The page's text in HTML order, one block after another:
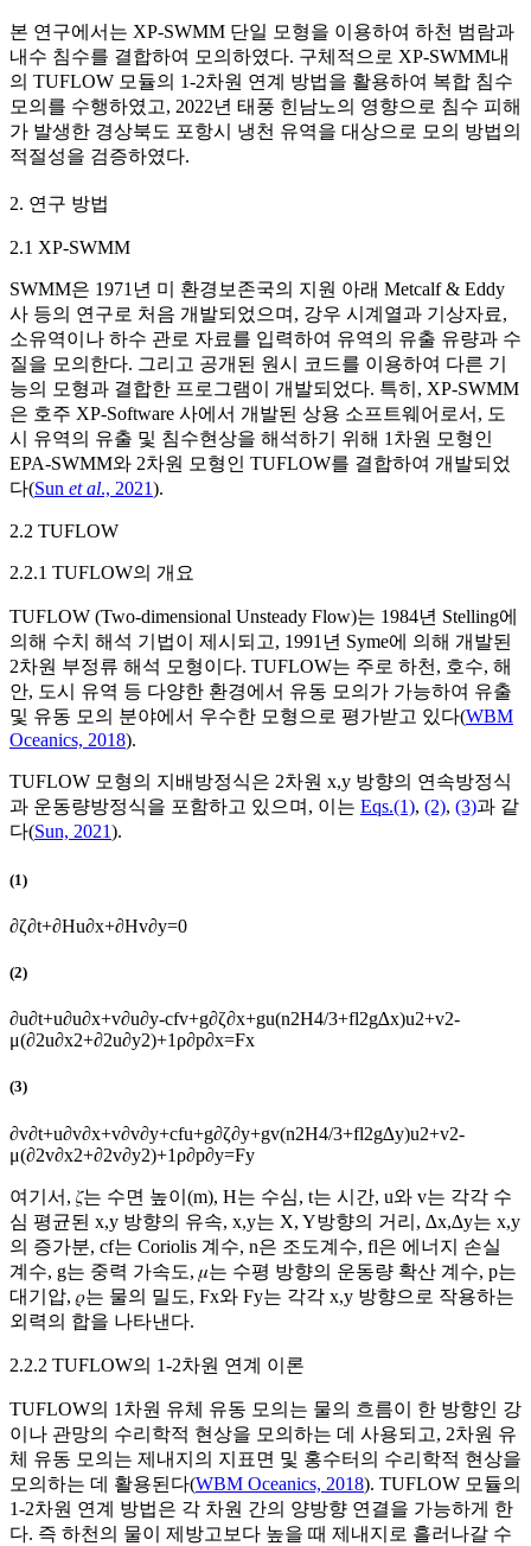
본 연구에서는 XP-SWMM 단일 모형을 이용하여 하천 범람과
내수 침수를 결합하여 모의하였다. 구체적으로 XP-SWMM내
의 TUFLOW 모듈의 1-2차원 연계 방법을 활용하여 복합 침수
모의를 수행하였고, 2022년 태풍 힌남노의 영향으로 침수 피해
가 발생한 경상북도 포항시 냉천 유역을 대상으로 모의 방법의
적절성을 검증하였다.
2. 연구 방법
2.1 XP-SWMM
SWMM은 1971년 미 환경보존국의 지원 아래 Metcalf & Eddy
사 등의 연구로 처음 개발되었으며, 강우 시계열과 기상자료,
소유역이나 하수 관로 자료를 입력하여 유역의 유출 유량과 수
질을 모의한다. 그리고 공개된 원시 코드를 이용하여 다른 기
능의 모형과 결합한 프로그램이 개발되었다. 특히, XP-SWMM
은 호주 XP-Software 사에서 개발된 상용 소프트웨어로서, 도
시 유역의 유출 및 침수현상을 해석하기 위해 1차원 모형인
EPA-SWMM와 2차원 모형인 TUFLOW를 결합하여 개발되었
다(Sun et al., 2021).
2.2 TUFLOW
2.2.1 TUFLOW의 개요
TUFLOW (Two-dimensional Unsteady Flow)는 1984년 Stelling에
의해 수치 해석 기법이 제시되고, 1991년 Syme에 의해 개발된
2차원 부정류 해석 모형이다. TUFLOW는 주로 하천, 호수, 해
안, 도시 유역 등 다양한 환경에서 유동 모의가 가능하여 유출
및 유동 모의 분야에서 우수한 모형으로 평가받고 있다(WBM
Oceanics, 2018).
TUFLOW 모형의 지배방정식은 2차원 x,y 방향의 연속방정식
과 운동량방정식을 포함하고 있으며, 이는 Eqs.(1), (2), (3)과 같
다(Sun, 2021).
(1)
∂ζ∂t+∂Hu∂x+∂Hv∂y=0
(2)
∂u∂t+u∂u∂x+v∂u∂y-cfv+g∂ζ∂x+gu(n2H4/3+fl2g∆x)u2+v2-
μ(∂2u∂x2+∂2u∂y2)+1 ρ∂p∂x=Fx
(3)
∂v∂t+u∂v∂x+v∂v∂y+cfu+g∂ζ∂y+gv(n2H4/3+fl2g∆y)u2+v2-
μ(∂2v∂x2+∂2v∂y2)+1 ρ∂p∂y=Fy
여기서, 𝜁는 수면 높이(m), H는 수심, t는 시간, u와 v는 각각 수
심 평균된 x,y 방향의 유속, x,y는 X, Y방향의 거리, ∆x,∆y는 x,y
의 증가분, cf는 Coriolis 계수, n은 조도계수, fl은 에너지 손실
계수, g는 중력 가속도, 𝜇는 수평 방향의 운동량 확산 계수, p는
대기압, 𝜌는 물의 밀도, Fx와 Fy는 각각 x,y 방향으로 작용하는
외력의 합을 나타낸다.
2.2.2 TUFLOW의 1-2차원 연계 이론
TUFLOW의 1차원 유체 유동 모의는 물의 흐름이 한 방향인 강
이나 관망의 수리학적 현상을 모의하는 데 사용되고, 2차원 유
체 유동 모의는 제내지의 지표면 및 홍수터의 수리학적 현상을
모의하는 데 활용된다(WBM Oceanics, 2018). TUFLOW 모듈의
1-2차원 연계 방법은 각 차원 간의 양방향 연결을 가능하게 한
다. 즉 하천의 물이 제방고보다 높을 때 제내지로 흘러나갈 수